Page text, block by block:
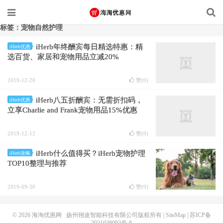
标签：宠物自然护理
iHerb优惠
iHerb年终酬宾每日精选特惠：精
选百货、家居和宠物用品立减20%
2019-12-20 赞(0)
iHerb优惠
iHerb八五折酬宾：无需折扣码，
立享Charlie and Frank宠物用品15%优惠
2019-12-12 赞(0)
iHerb攻略
iHerb什么值得买？iHerb宠物护理
TOP10整理与推荐
2019-09-30 赞(0)
© 2026 海淘优惠网 扬州翎途智能科技有限公司版权所有 | SiteMap| 苏ICP备